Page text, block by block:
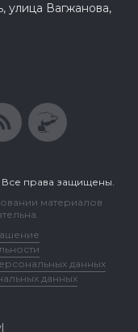
улица Вагжанова,
Все права защищены.
материалов
данных
данных